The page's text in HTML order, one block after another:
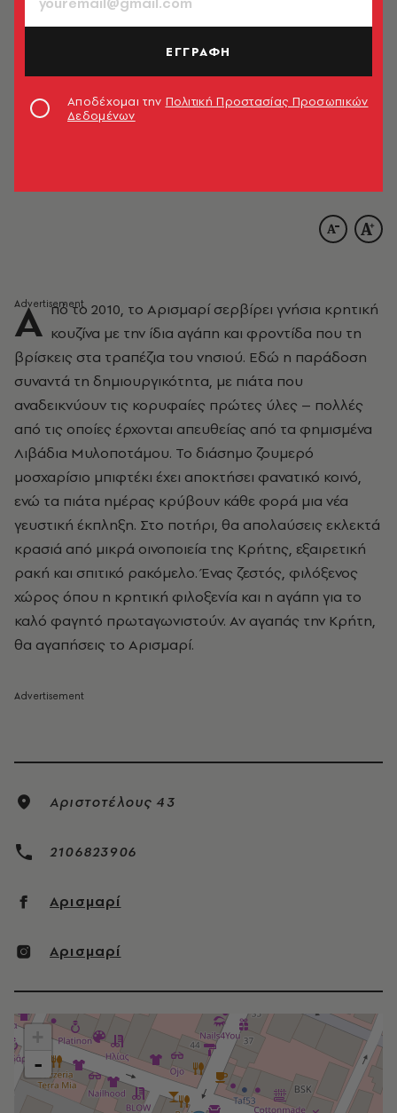
Α πό το 2010, το Αρισμαρί σερβίρει γνήσια κρητική
κουζίνα με την ίδια αγάπη και φροντίδα που τη
βρίσκεις στα τραπέζια του νησιού. Εδώ η παράδοση
συναντά τη δημιουργικότητα, με πιάτα που
αναδεικνύουν τις κορυφαίες πρώτες ύλες – πολλές
από τις οποίες έρχονται απευθείας από τα φημισμένα
Λιβάδια Μυλοποτάμου. Το διάσημο ζουμερό
μοσχαρίσιο μπιφτέκι έχει αποκτήσει φανατικό κοινό,
ενώ τα πιάτα ημέρας κρύβουν κάθε φορά μια νέα
γευστική έκπληξη. Στο ποτήρι, θα απολαύσεις εκλεκτά
κρασιά από μικρά οινοποιεία της Κρήτης, εξαιρετική
ρακή και σπιτικό ρακόμελο. Ένας ζεστός, φιλόξενος
χώρος όπου η κρητική φιλοξενία και η αγάπη για το
καλό φαγητό πρωταγωνιστούν. Αν αγαπάς την Κρήτη,
θα αγαπήσεις το Αρισμαρί.
Αριστοτέλους 43
2106823906
Αρισμαρί
Αρισμαρί
-
ΕΓΓΡΑΦΗ
Αποδέχομαι την Πολιτική Προστασίας Προσωπικών
Δεδομένων